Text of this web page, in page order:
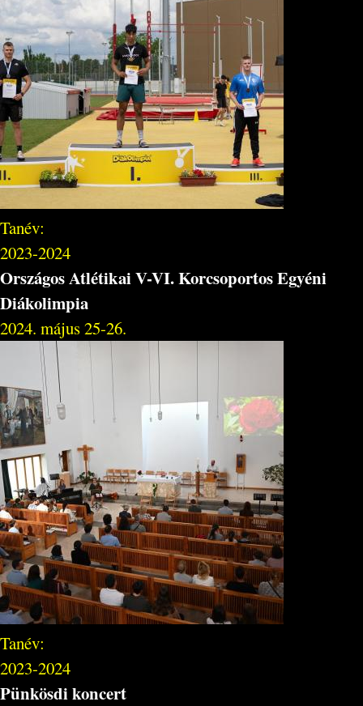
Tanév:
2023-2024
Országos Atlétikai V-VI. Korcsoportos Egyéni
Diákolimpia
2024. május 25-26.
Tanév:
2023-2024
Pünkösdi koncert